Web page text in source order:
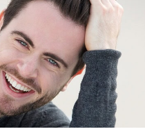
in den USA
und den
sind bestimmte
und Sicherheit.
einer
in der Türkei entscheiden.